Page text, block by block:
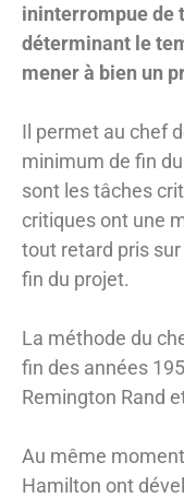
ininterrompue de
déterminant le
mener à bien un
Il permet au chef
minimum de fin
sont les tâches
critiques ont une
tout retard pris
fin du projet.
La méthode du
fin des années
Remington Rand
Au même
Hamilton ont